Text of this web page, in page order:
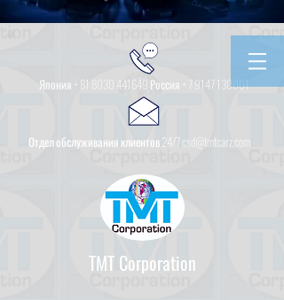
Япония + 81 8030 441649 Россия + 7 9147 130001
Отдел обслуживания клиентов 24/7 csd@tmtcarz.com
TMT Corporation